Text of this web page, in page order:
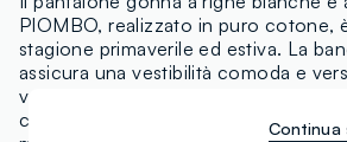
PIOMBO, realizzato in puro cotone,
stagione primaverile ed estiva. La
assicura una vestibilità comoda e
varie occasioni. Il design fluido e
consente di mantenere freschezza e
Continua